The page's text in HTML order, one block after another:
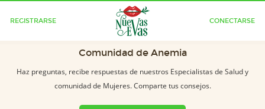
REGISTRARSE CONECTARSE
Comunidad de Anemia
Haz preguntas, recibe respuestas de nuestros Especialistas de Salud y
comunidad de Mujeres. Comparte tus consejos.